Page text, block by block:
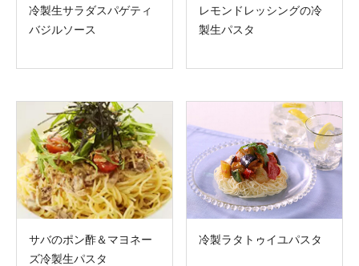
冷製生サラダスパゲティ
バジルソース
レモンドレッシングの冷
製生パスタ
サバのポン酢＆マヨネー
ズ冷製生パスタ
冷製ラタトゥイユパスタ